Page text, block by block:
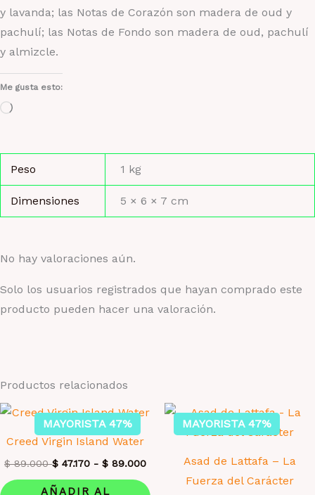
y lavanda; las Notas de Corazón son madera de oud y
pachulí; las Notas de Fondo son madera de oud, pachulí
y almizcle.
Me gusta esto:
Cargando...
Peso 1 kg
Dimensiones 5 × 6 × 7 cm
No hay valoraciones aún.
Solo los usuarios registrados que hayan comprado este
producto pueden hacer una valoración.
Productos relacionados
MAYORISTA 47%
Creed Virgin Island Water
$89.000 $ 47.170 - $ 89.000
AÑADIR AL
MAYORISTA 47%
Asad de Lattafa – La
Fuerza del Carácter